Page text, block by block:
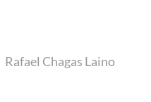
Rafael Chagas Laino